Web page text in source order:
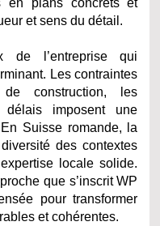
et sens du détail.
de l’entreprise qui
Les contraintes
construction, les
imposent une
Suisse romande, la
des contextes
locale solide.
que s’inscrit WP
pour transformer
et cohérentes.